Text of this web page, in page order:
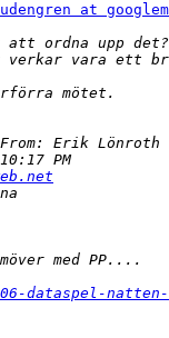
at
dataspel-